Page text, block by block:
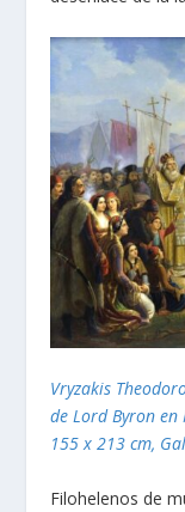
Vryzakis
de Lord Byron en
155 x 213 cm,
Filohelenos de